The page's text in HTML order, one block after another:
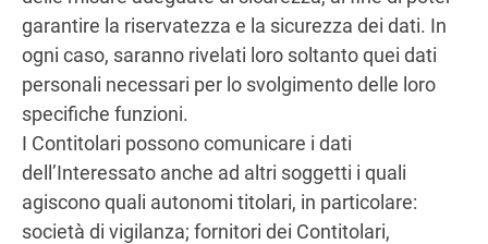
garantire la riservatezza e la sicurezza dei dati. In
ogni caso, saranno rivelati loro soltanto quei dati
personali necessari per lo svolgimento delle loro
specifiche funzioni.
I Contitolari possono comunicare i dati
dell’Interessato anche ad altri soggetti i quali
agiscono quali autonomi titolari, in particolare:
società di vigilanza; fornitori dei Contitolari,